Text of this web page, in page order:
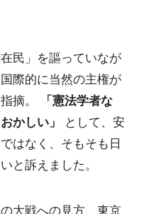
民」を謳っていなが
際的に当然の主権が
摘。
「憲法学者な
かしい」
として、安
はなく、そもそも日
と訴えました。
大戦への見方、東京